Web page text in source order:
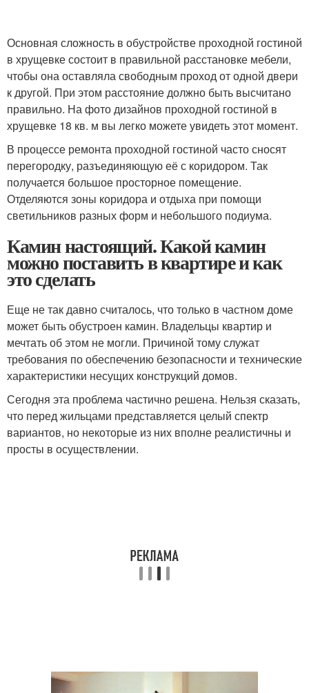
Основная сложность в обустройстве проходной гостиной
в хрущевке состоит в правильной расстановке мебели,
чтобы она оставляла свободным проход от одной двери
к другой. При этом расстояние должно быть высчитано
правильно. На фото дизайнов проходной гостиной в
хрущевке 18 кв. м вы легко можете увидеть этот момент.
В процессе ремонта проходной гостиной часто сносят
перегородку, разъединяющую её с коридором. Так
получается большое просторное помещение.
Отделяются зоны коридора и отдыха при помощи
светильников разных форм и небольшого подиума.
Камин настоящий. Какой камин
можно поставить в квартире и как
это сделать
Еще не так давно считалось, что только в частном доме
может быть обустроен камин. Владельцы квартир и
мечтать об этом не могли. Причиной тому служат
требования по обеспечению безопасности и технические
характеристики несущих конструкций домов.
Сегодня эта проблема частично решена. Нельзя сказать,
что перед жильцами представляется целый спектр
вариантов, но некоторые из них вполне реалистичны и
просты в осуществлении.